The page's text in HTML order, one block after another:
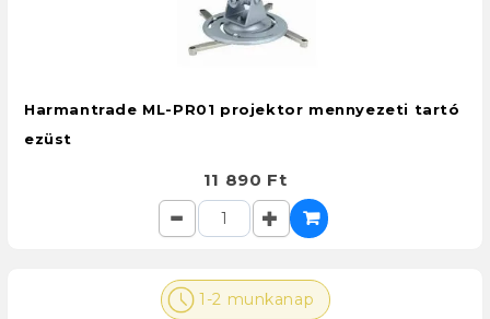
Harmantrade ML-PR01 projektor mennyezeti tartó
ezüst
11 890 Ft
1-2 munkanap